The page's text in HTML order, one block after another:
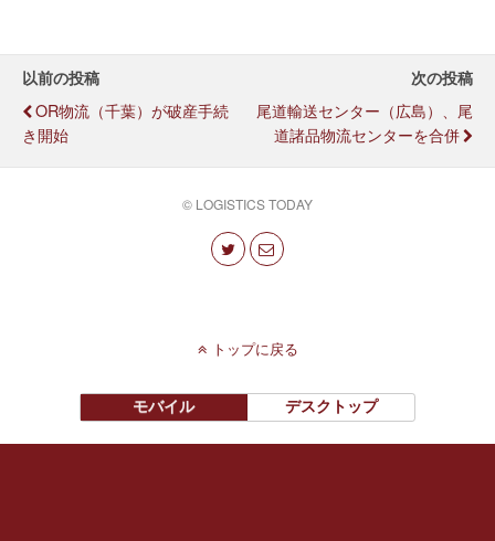
以前の投稿
OR物流（千葉）が破産手続
き開始
次の投稿
尾道輸送センター（広島）、尾
道諸品物流センターを合併
© LOGISTICS TODAY
トップに戻る
モバイル デスクトップ